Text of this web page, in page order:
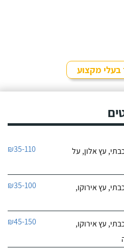
בעלי מקצוע
עץ אלון, על
₪35-110
עץ אירוקו,
₪35-100
עץ אירוקו,
₪45-150